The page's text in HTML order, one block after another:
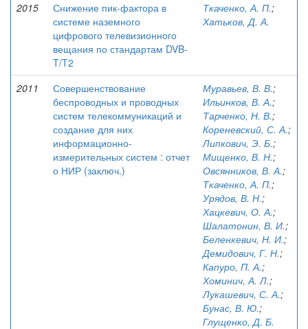
2015
Снижение пик-фактора в
системе наземного
цифрового телевизионного
вещания по стандартам DVB-
T/T2
Ткаченко, А. П.;
Хатьков, Д. А.
2011
Совершенствование
беспроводных и проводных
систем телекоммуникаций и
создание для них
информационно-
измерительных систем : отчет
о НИР (заключ.)
Муравьев, В. В.;
Ильинков, В. А.;
Тарченко, Н. В.;
Кореневский, С. А.;
Липкович, Э. Б.;
Мищенко, В. Н.;
Овсянников, В. А.;
Ткаченко, А. П.;
Урядов, В. Н.;
Хацкевич, О. А.;
Шалатонин, В. И.;
Беленкевич, Н. И.;
Демидович, Г. Н.;
Капуро, П. А.;
Хоминич, А. Л.;
Лукашевич, С. А.;
Бунас, В. Ю.;
Глущенко, Д. Б.